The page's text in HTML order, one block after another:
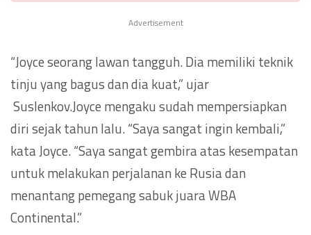
Advertisement
“Joyce seorang lawan tangguh. Dia memiliki teknik
tinju yang bagus dan dia kuat,” ujar
Suslenkov.Joyce mengaku sudah mempersiapkan
diri sejak tahun lalu. “Saya sangat ingin kembali,”
kata Joyce. “Saya sangat gembira atas kesempatan
untuk melakukan perjalanan ke Rusia dan
menantang pemegang sabuk juara WBA
Continental.”